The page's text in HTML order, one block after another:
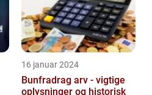
16 januar 2024
Bunfradrag arv - vigtige
oplysninger og historisk